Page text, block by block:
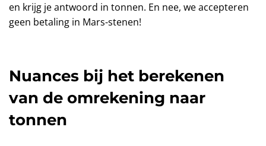
en krijg je antwoord in tonnen. En nee, we accepteren
geen betaling in Mars-stenen!
Nuances bij het berekenen
van de omrekening naar
tonnen